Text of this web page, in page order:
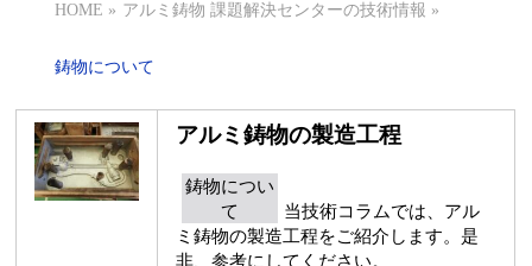
HOME » アルミ鋳物 課題解決センターの技術情報 »
鋳物について
アルミ鋳物の製造工程
鋳物につい
て
当技術コラムでは、アル
ミ鋳物の製造工程をご紹介します。是
非、参考にしてください。